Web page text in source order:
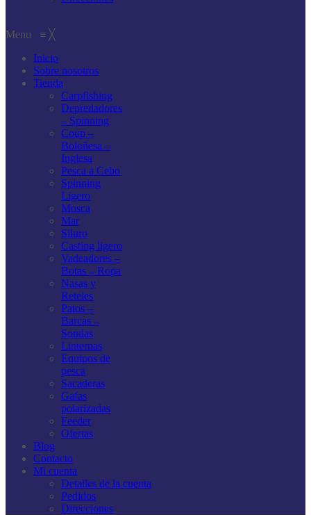
Menu ≡ ╳
Inicio
Sobre nosotros
Tienda
Carpfishing
Depredadores
– Spinning
Coup –
Boloñesa –
Inglesa
Pesca a Cebo
Spinning
Ligero
Mosca
Mar
Siluro
Casting ligero
Vadeadores –
Botas – Ropa
Nasas y
Reteles
Patos –
Barcas –
Sondas
Linternas
Equipos de
pesca
Sacaderas
Gafas
polarizadas
Feeder
Ofertas
Blog
Contacto
Mi cuenta
Detalles de la cuenta
Pedidos
Direcciones